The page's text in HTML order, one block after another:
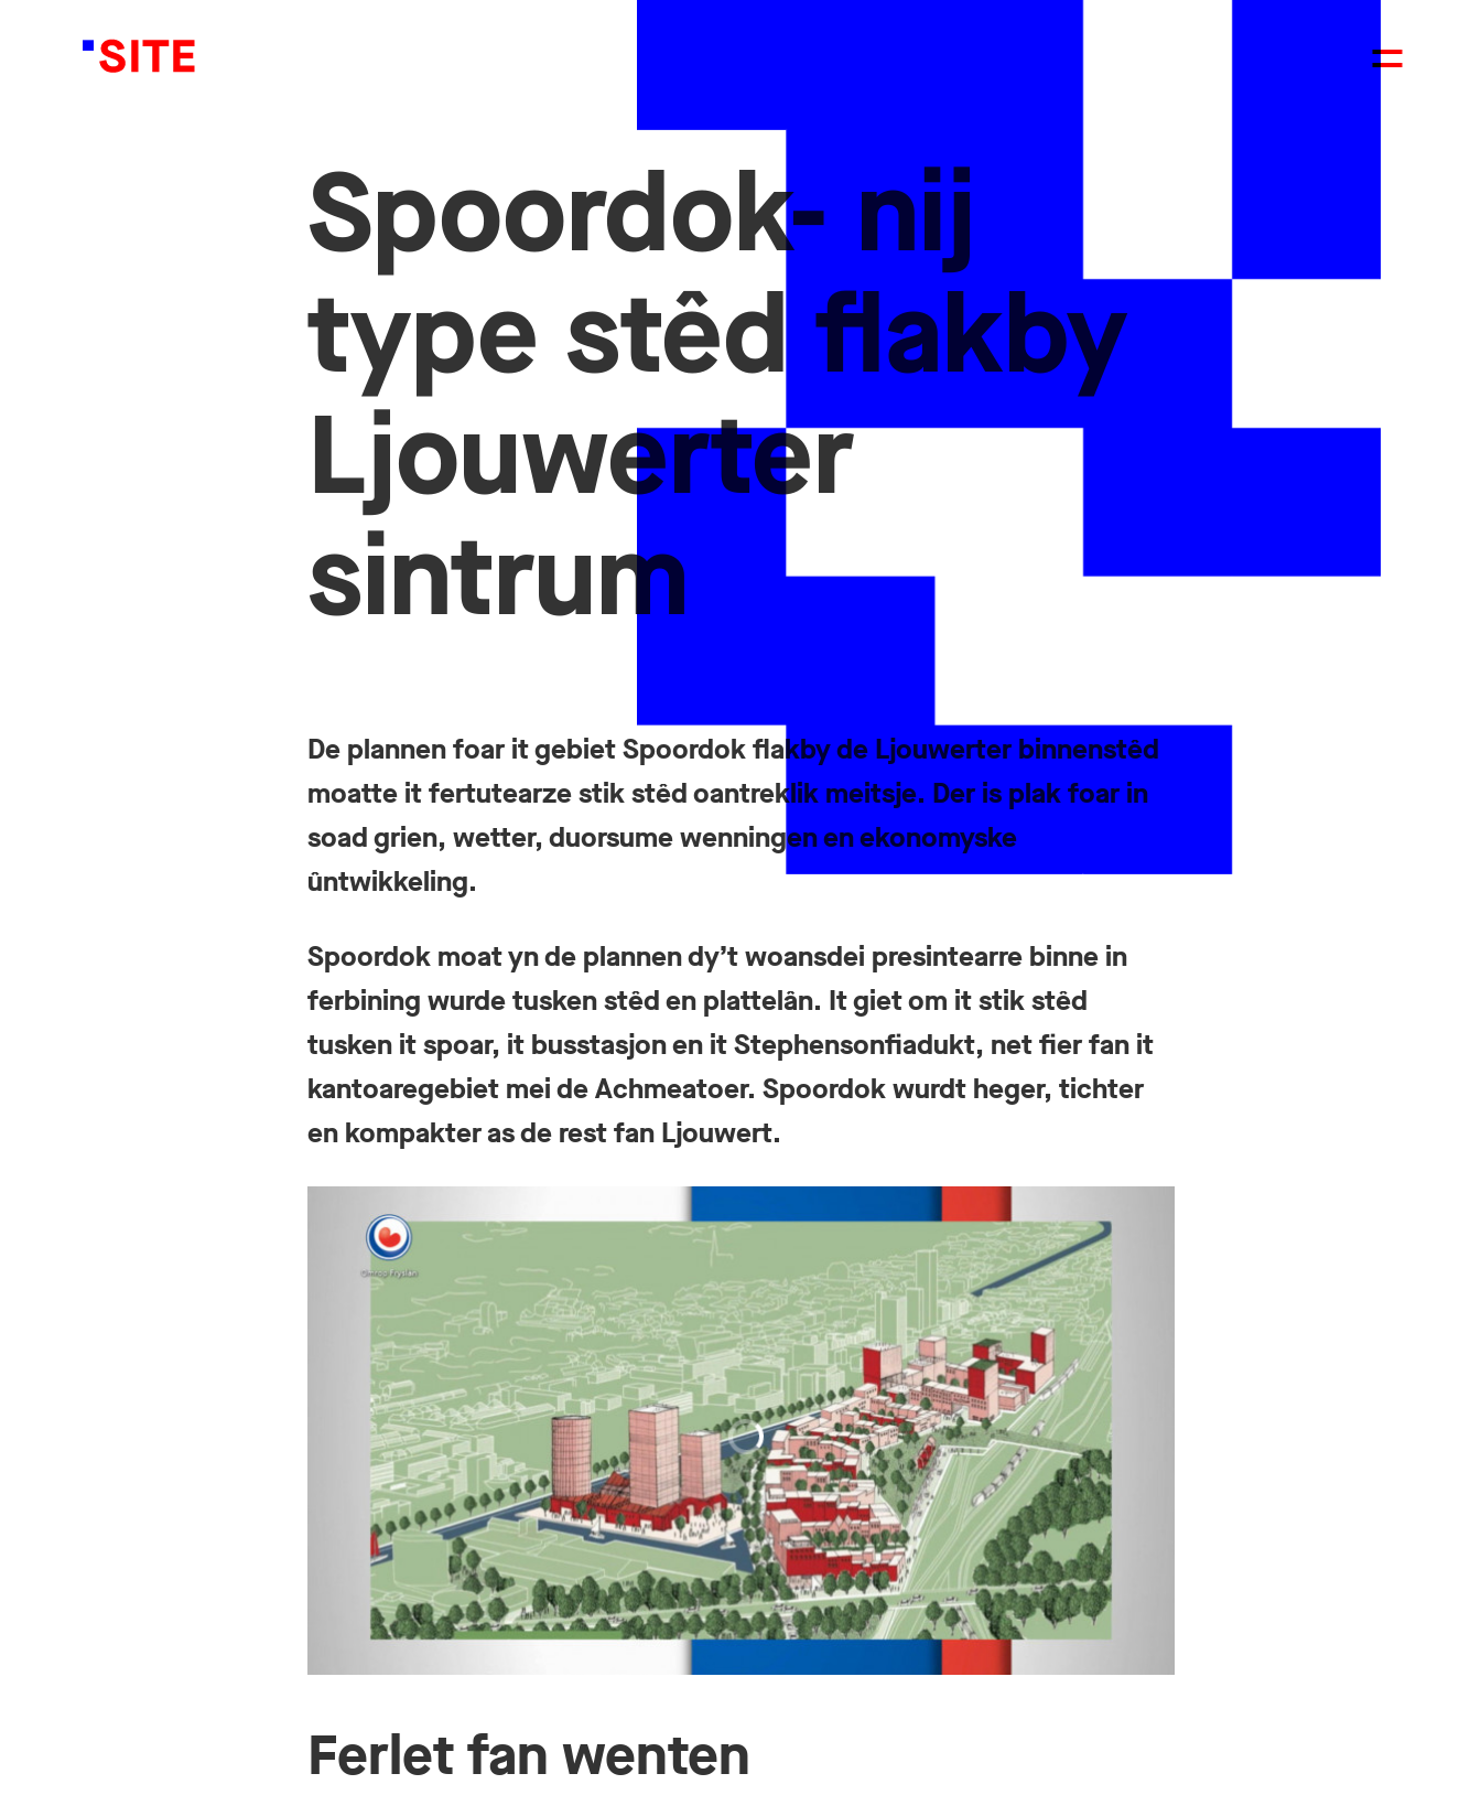
Spoordok- nij
type stêd flakby
Ljouwerter
sintrum
De plannen foar it gebiet Spoordok flakby de Ljouwerter binnenstêd
moatte it fertutearze stik stêd oantreklik meitsje. Der is plak foar in
soad grien, wetter, duorsume wenningen en ekonomyske
ûntwikkeling.
Spoordok moat yn de plannen dy’t woansdei presintearre binne in
ferbining wurde tusken stêd en plattelân. It giet om it stik stêd
tusken it spoar, it busstasjon en it Stephensonfiadukt, net fier fan it
kantoaregebiet mei de Achmeatoer. Spoordok wurdt heger, tichter
en kompakter as de rest fan Ljouwert.
Ferlet fan wenten
S